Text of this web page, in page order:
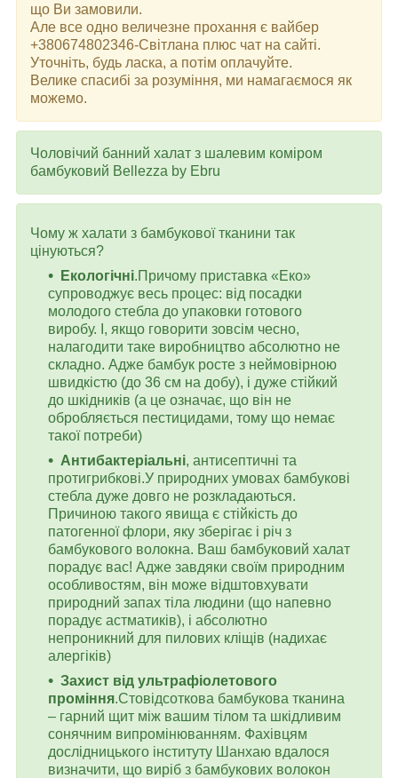
що Ви замовили.
Але все одно величезне прохання є вайбер
+380674802346-Світлана плюс чат на сайті.
Уточніть, будь ласка, а потім оплачуйте.
Велике спасибі за розуміння, ми намагаємося як
можемо.
Чоловічий банний халат з шалевим коміром
бамбуковий Bellezza by Ebru
Чому ж халати з бамбукової тканини так
цінуються?
Екологічні.Причому приставка «Еко»
супроводжує весь процес: від посадки
молодого стебла до упаковки готового
виробу. І, якщо говорити зовсім чесно,
налагодити таке виробництво абсолютно не
складно. Адже бамбук росте з неймовірною
швидкістю (до 36 см на добу), і дуже стійкий
до шкідників (а це означає, що він не
обробляється пестицидами, тому що немає
такої потреби)
Антибактеріальні, антисептичні та
протигрибкові.У природних умовах бамбукові
стебла дуже довго не розкладаються.
Причиною такого явища є стійкість до
патогенної флори, яку зберігає і річ з
бамбукового волокна. Ваш бамбуковий халат
порадує вас! Адже завдяки своїм природним
особливостям, він може відштовхувати
природний запах тіла людини (що напевно
порадує астматиків), і абсолютно
непроникний для пилових кліщів (надихає
алергіків)
Захист від ультрафіолетового
проміння.Стовідсоткова бамбукова тканина
– гарний щит між вашим тілом та шкідливим
сонячним випромінюванням. Фахівцям
дослідницького інституту Шанхаю вдалося
визначити, що виріб з бамбукових волокон